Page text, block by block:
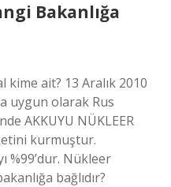
Bakanlığa
ait? 13 Aralık 2010
uygun olarak Rus
AKKUYU NÜKLEER
kurmuştur.
%99’dur. Nükleer
bağlıdır?